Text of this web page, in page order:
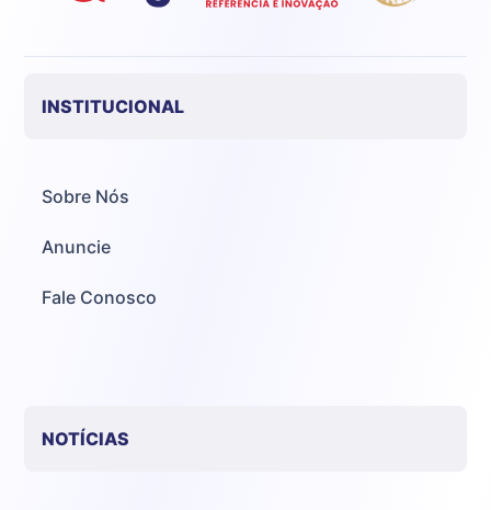
INSTITUCIONAL
Sobre Nós
Anuncie
Fale Conosco
NOTÍCIAS